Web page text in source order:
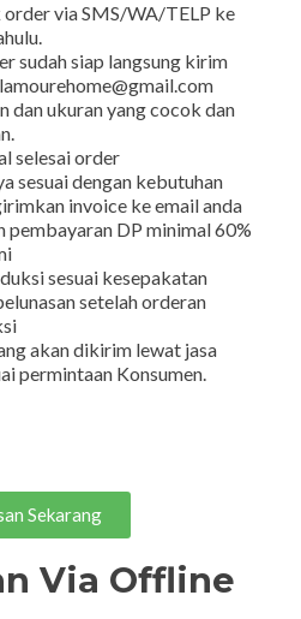
via SMS/WA/TELP ke
sudah siap langsung kirim
dan ukuran yang cocok dan
selesai order
sesuai dengan kebutuhan
invoice ke email anda
pembayaran DP minimal 60%
sesuai kesepakatan
setelah orderan
akan dikirim lewat jasa
permintaan Konsumen.
Sekarang
Via Offline